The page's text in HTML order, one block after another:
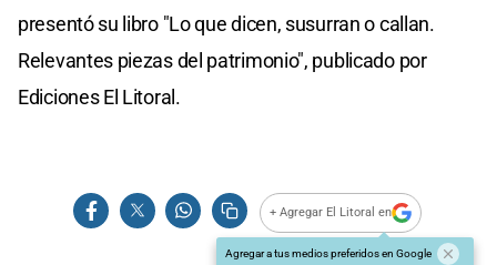
presentó su libro "Lo que dicen, susurran o callan.
Relevantes piezas del patrimonio", publicado por
Ediciones El Litoral.
+ Agregar El Litoral en
Agregar a tus medios preferidos en Google